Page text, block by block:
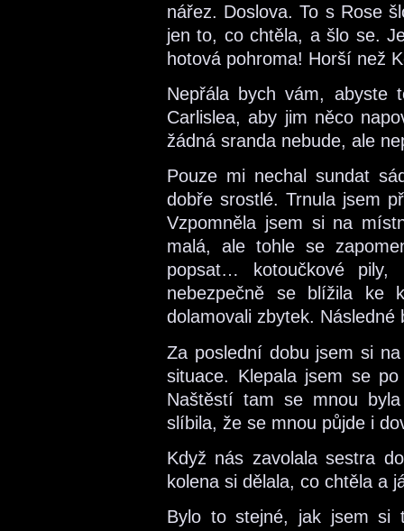
nářez. Doslova. To s Rose
jen to, co chtěla, a šlo se.
hotová pohroma! Horší než
Nepřála bych vám, abyste
Carlislea, aby jim něco
žádná sranda nebude, ale
Pouze mi nechal sundat
dobře srostlé. Trnula jsem
Vzpomněla jsem si na
malá, ale tohle se
popsat… kotoučkové
nebezpečně se blížila ke
dolamovali zbytek.
Za poslední dobu jsem si
situace. Klepala jsem se
Naštěstí tam se mnou
slíbila, že se mnou půjde i
Když nás zavolala sestra
kolena si dělala, co chtěla a
Bylo to stejné, jak jsem si